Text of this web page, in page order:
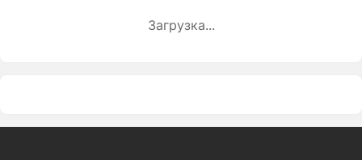
Загрузка...